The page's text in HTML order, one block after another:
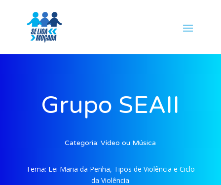
Grupo SEAII
Categoria:Vídeo ou Música
Tema: Lei Maria da Penha, Tipos de Violência e Ciclo
da Violência